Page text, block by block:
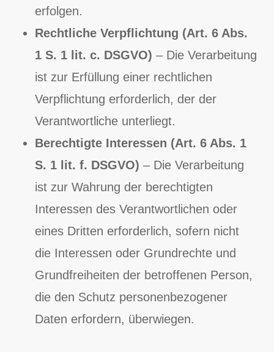
erfolgen.
Rechtliche Verpflichtung (Art. 6 Abs.
1 S. 1 lit. c. DSGVO) – Die Verarbeitung
ist zur Erfüllung einer rechtlichen
Verpflichtung erforderlich, der der
Verantwortliche unterliegt.
Berechtigte Interessen (Art. 6 Abs. 1
S. 1 lit. f. DSGVO) – Die Verarbeitung
ist zur Wahrung der berechtigten
Interessen des Verantwortlichen oder
eines Dritten erforderlich, sofern nicht
die Interessen oder Grundrechte und
Grundfreiheiten der betroffenen Person,
die den Schutz personenbezogener
Daten erfordern, überwiegen.